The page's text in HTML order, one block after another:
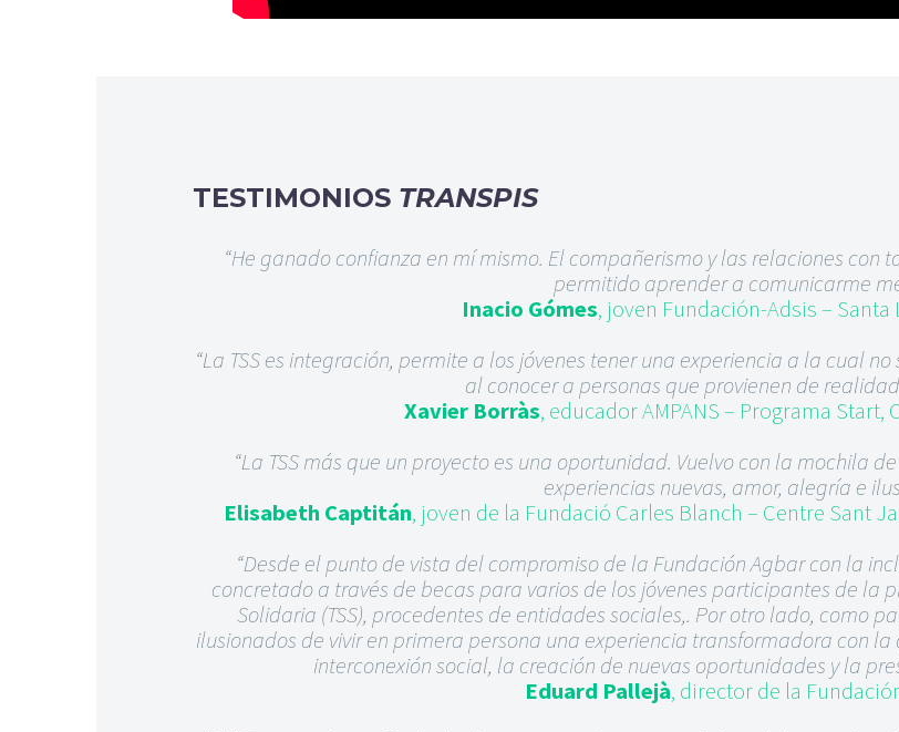
TESTIMONIOS TRANSPIS
“He ganado confianza en mí mismo. El compañerismo y las relaciones con
permitido aprender a comunicarme
Inacio Gómes, joven Fundación-Adsis – Santa
“La TSS es integración, permite a los jóvenes tener una experiencia a la cual
al conocer a personas que provienen de
Xavier Borràs, educador AMPANS – Programa Start,
“La TSS más que un proyecto es una oportunidad. Vuelvo con la mochila
experiencias nuevas, amor, alegría e
Elisabeth Captitán, joven de la Fundació Carles Blanch – Centre Sant
“Desde el punto de vista del compromiso de la Fundación Agbar con la
concretado a través de becas para varios de los jóvenes participantes de la
Solidaria (TSS), procedentes de entidades sociales,. Por otro lado, como
ilusionados de vivir en primera persona una experiencia transformadora con
interconexión social, la creación de nuevas oportunidades y la
Eduard Pallejà, director de la